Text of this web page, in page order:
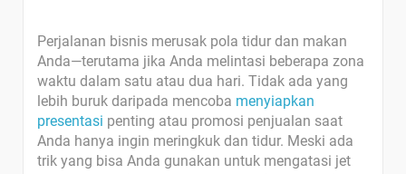
Perjalanan bisnis merusak pola tidur dan makan
Anda—terutama jika Anda melintasi beberapa zona
waktu dalam satu atau dua hari. Tidak ada yang
lebih buruk daripada mencoba menyiapkan
presentasi penting atau promosi penjualan saat
Anda hanya ingin meringkuk dan tidur. Meski ada
trik yang bisa Anda gunakan untuk mengatasi jet